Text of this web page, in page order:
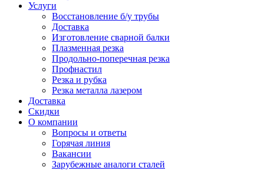
Услуги
Восстановление б/у трубы
Доставка
Изготовление сварной балки
Плазменная резка
Продольно-поперечная резка
Профнастил
Резка и рубка
Резка металла лазером
Доставка
Скидки
О компании
Вопросы и ответы
Горячая линия
Вакансии
Зарубежные аналоги сталей